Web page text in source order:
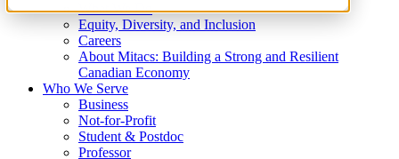
What We Do
Equity, Diversity, and Inclusion
Careers
About Mitacs: Building a Strong and Resilient
Canadian Economy
Who We Serve
Business
Not-for-Profit
Student & Postdoc
Professor